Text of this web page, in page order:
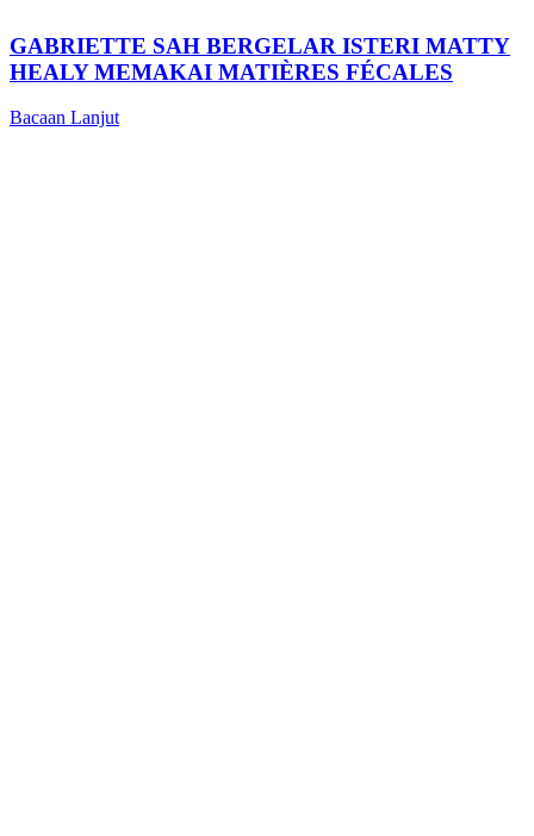
GABRIETTE SAH BERGELAR ISTERI MATTY
HEALY MEMAKAI MATIÈRES FÉCALES
Bacaan Lanjut